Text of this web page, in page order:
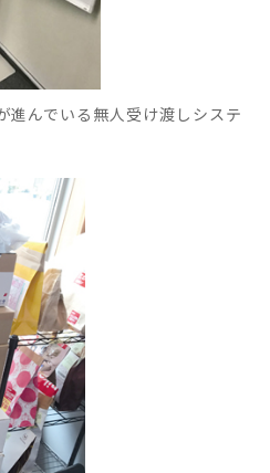
進んでいる無人受け渡しシステ